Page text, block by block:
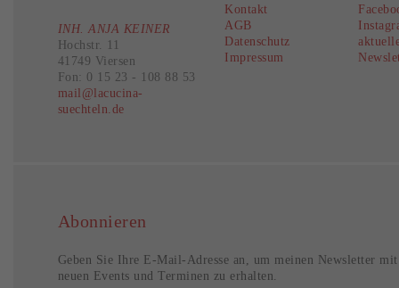
INH. ANJA KEINER
Hochstr. 11
41749 Viersen
Fon: 0 15 23 - 108 88 53
mail@lacucina-
suechteln.de
Kontakt
AGB
Datenschutz
Impressum
Abonnieren
Geben Sie Ihre E-Mail-Adresse an, um meinen Newsletter
neuen Events und Terminen zu erhalten.